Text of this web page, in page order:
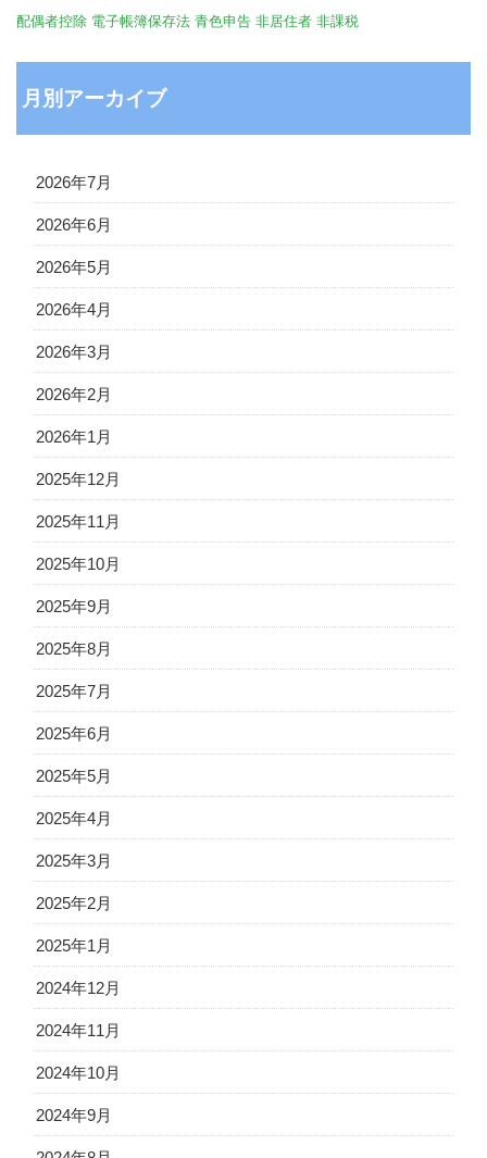
配偶者控除 電子帳簿保存法 青色申告 非居住者 非課税
月別アーカイブ
2026年7月
2026年6月
2026年5月
2026年4月
2026年3月
2026年2月
2026年1月
2025年12月
2025年11月
2025年10月
2025年9月
2025年8月
2025年7月
2025年6月
2025年5月
2025年4月
2025年3月
2025年2月
2025年1月
2024年12月
2024年11月
2024年10月
2024年9月